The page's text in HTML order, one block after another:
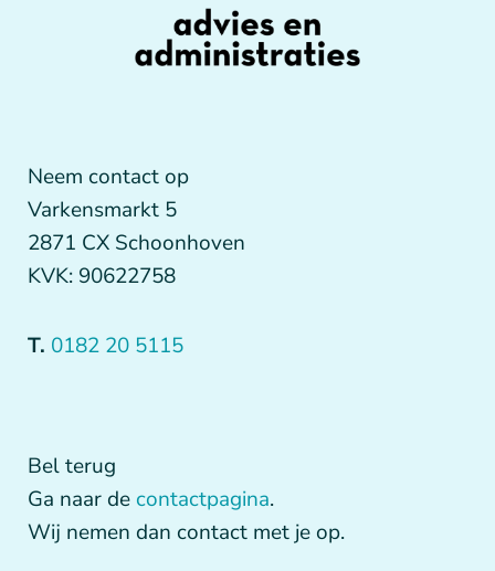
Neem contact op
Varkensmarkt 5
2871 CX Schoonhoven
KVK: 90622758
T. 0182 20 5115
Bel terug
Ga naar de contactpagina.
Wij nemen dan contact met je op.